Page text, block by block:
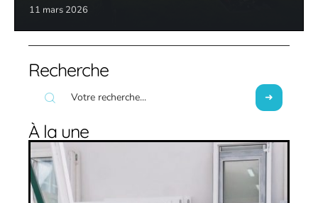
11 mars 2026
Recherche
À la une